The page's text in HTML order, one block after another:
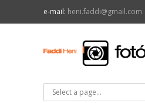
e-mail: heni.faddi@gmail.com